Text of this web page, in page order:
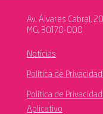
Av. Álvares Cabral,
MG, 30170-000
Notícias
Política de
Política de
Aplicativo